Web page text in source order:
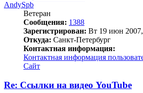
AndySpb
Ветеран
Сообщения: 1388
Зарегистрирован: Вт 19 июн
Откуда: Санкт-Петербург
Контактная информация:
Контактная информация
Сайт
Re: Ссылки на видео YouTube